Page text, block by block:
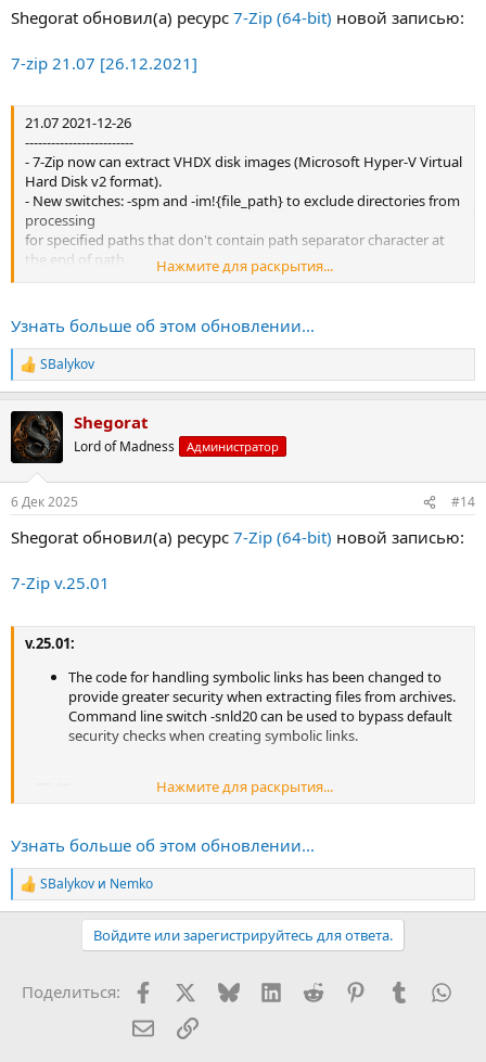
Shegorat обновил(а) ресурс 7-Zip (64-bit) новой записью:
7-zip 21.07 [26.12.2021]
21.07 2021-12-26
-------------------------
- 7-Zip now can extract VHDX disk images (Microsoft Hyper-V Virtual
Hard Disk v2 format).
- New switches: -spm and -im!{file_path} to exclude directories from
processing
for specified paths that don't contain path separator character at
the end of path.
- In the "Add to Archive" window, now it is allowed to use -m prefix
field as in command line: -mparam.
- The sorting order of files in archives was slightly changed...
Нажмите для раскрытия...
Узнать больше об этом обновлении...
Р
е
к
ц
и
SBalykov
Shegorat
Lord of Madness Администратор
6 Дек 2025 #14
Shegorat обновил(а) ресурс 7-Zip (64-bit) новой записью:
7-Zip v.25.01
v.25.01:
The code for handling symbolic links has been changed to
provide greater security when extracting files from archives.
Command line switch -snld20 can be used to bypass default
security checks when creating symbolic links.
for compression
more than one processor group in Windows (on systems
with more than 64 cpu...
Нажмите для раскрытия...
Узнать больше об этом обновлении...
Р
е
и
SBalykov и Nemko
Войдите или зарегистрируйтесь для ответа.
Поделиться: FacebookX (Twitter)
BlueskyLinkedInReddit PinterestTumblr
Электронная почта
Ссылка